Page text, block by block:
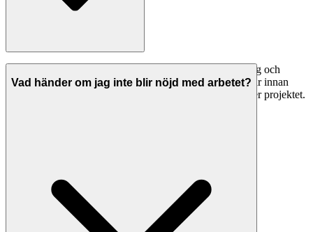
Seriösa svetsare i Söderköping har både ansvarsförsäkring och
allriskförsäkring. Be alltid om bevis på giltiga försäkringar innan
arbetet påbörjas. Detta skyddar dig om något går fel under projektet.
Vad händer om jag inte blir nöjd med arbetet?